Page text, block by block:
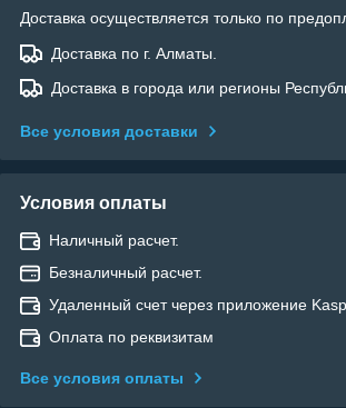
Доставка осуществляется только по
Доставка по г. Алматы.
Доставка в города или регионы
Все условия доставки
Условия оплаты
Наличный расчет.
Безналичный расчет.
Удаленный счет через приложение
Оплата по реквизитам
Все условия оплаты